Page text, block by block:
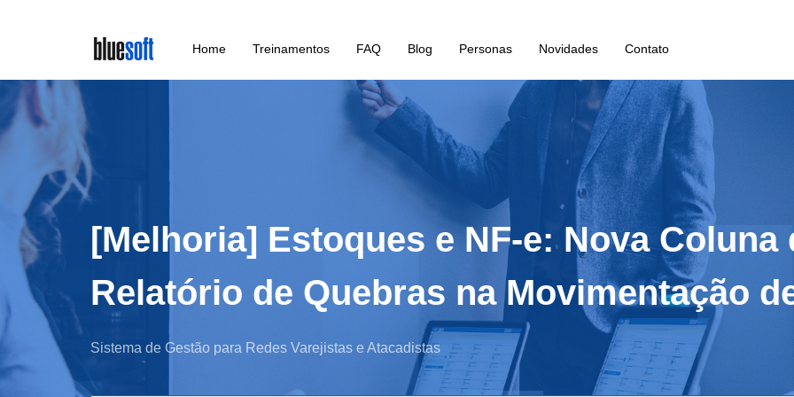
main
content
Home Treinamentos FAQ Blog Personas Novidades Contato
[Melhoria] Estoques e NF-e: Nova Coluna
Relatório de Quebras na Movimentação
Sistema de Gestão para Redes Varejistas e Atacadistas